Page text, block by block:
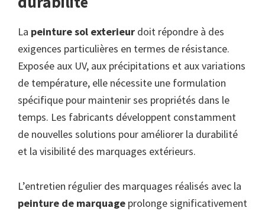
La peinture sol exterieur doit répondre à des
exigences particulières en termes de résistance.
Exposée aux UV, aux précipitations et aux variations
de température, elle nécessite une formulation
spécifique pour maintenir ses propriétés dans le
temps. Les fabricants développent constamment
de nouvelles solutions pour améliorer la durabilité
et la visibilité des marquages extérieurs.
L’entretien régulier des marquages réalisés avec la
peinture de marquage prolonge significativement